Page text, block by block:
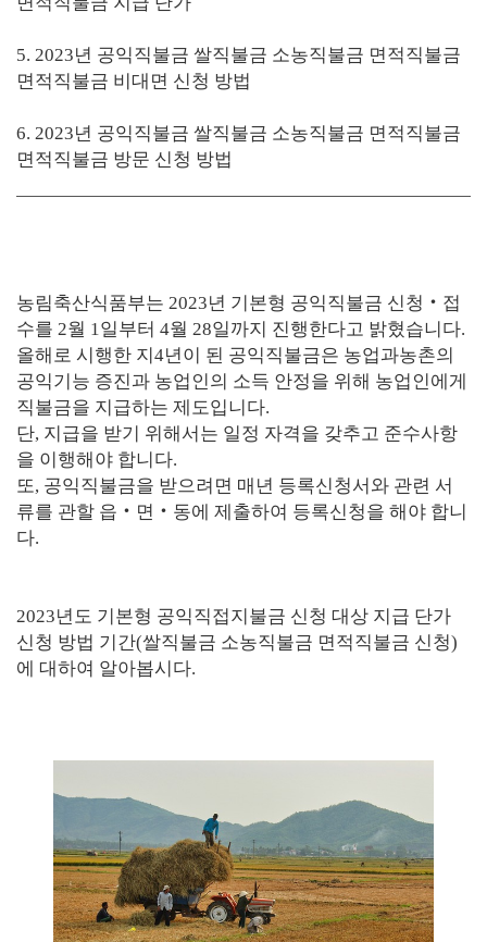
5. 2023년 공익직불금 쌀직불금 소농직불금 면적직불금
면적직불금 비대면 신청 방법
6. 2023년 공익직불금 쌀직불금 소농직불금 면적직불금
면적직불금 방문 신청 방법
농림축산식품부는 2023년 기본형 공익직불금 신청 ‧ 접
수를 2월 1일부터 4월 28일까지 진행한다고 밝혔습니다.
올해로 시행한 지4년이 된 공익직불금은 농업과농촌의
공익기능 증진과 농업인의 소득 안정을 위해 농업인에게
직불금을 지급하는 제도입니다.
단, 지급을 받기 위해서는 일정 자격을 갖추고 준수사항
을 이행해야 합니다.
또, 공익직불금을 받으려면 매년 등록신청서와 관련 서
류를 관할 읍 ‧ 면 ‧ 동에 제출하여 등록신청을 해야 합니
다.
2023년도 기본형 공익직접지불금 신청 대상 지급 단가
신청 방법 기간(쌀직불금 소농직불금 면적직불금 신청)
에 대하여 알아봅시다.